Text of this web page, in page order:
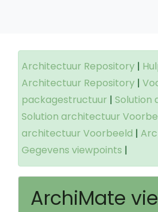
Architectuur Repository |
Architectuur Repository |
packagestructuur | Solution
Solution architectuur
architectuur Voorbeeld |
Gegevens viewpoints |
ArchiMate